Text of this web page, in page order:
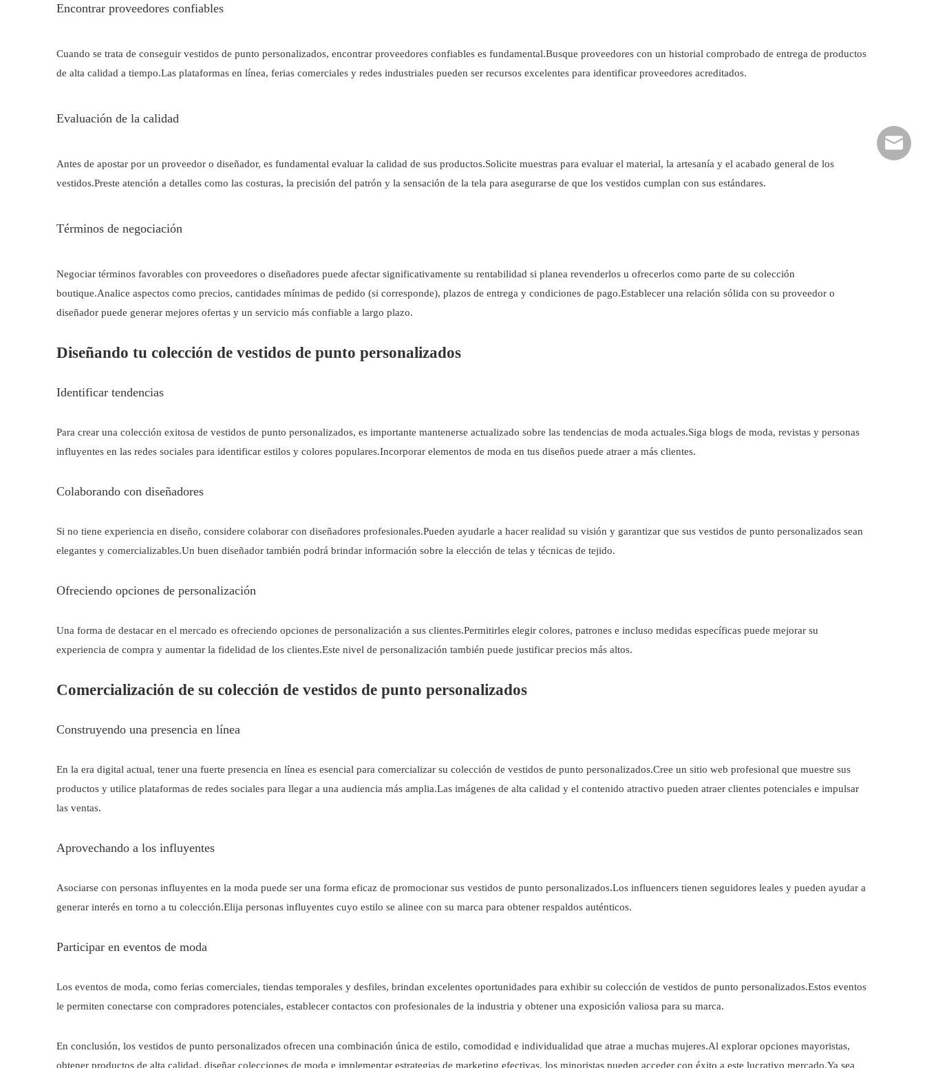
Encontrar proveedores confiables
Cuando se trata de conseguir vestidos de punto personalizados, encontrar proveedores confiables es fundamental.Busque proveedores con un historial comprobado de entrega de productos
de alta calidad a tiempo.Las plataformas en línea, ferias comerciales y redes industriales pueden ser recursos excelentes para identificar proveedores acreditados.
Evaluación de la calidad
Antes de apostar por un proveedor o diseñador, es fundamental evaluar la calidad de sus productos.Solicite muestras para evaluar el material, la artesanía y el acabado general de los
vestidos.Preste atención a detalles como las costuras, la precisión del patrón y la sensación de la tela para asegurarse de que los vestidos cumplan con sus estándares.
Términos de negociación
Negociar términos favorables con proveedores o diseñadores puede afectar significativamente su rentabilidad si planea revenderlos u ofrecerlos como parte de su colección
boutique.Analice aspectos como precios, cantidades mínimas de pedido (si corresponde), plazos de entrega y condiciones de pago.Establecer una relación sólida con su proveedor o
diseñador puede generar mejores ofertas y un servicio más confiable a largo plazo.
Diseñando tu colección de vestidos de punto personalizados
Identificar tendencias
Para crear una colección exitosa de vestidos de punto personalizados, es importante mantenerse actualizado sobre las tendencias de moda actuales.Siga blogs de moda, revistas y personas
influyentes en las redes sociales para identificar estilos y colores populares.Incorporar elementos de moda en tus diseños puede atraer a más clientes.
Colaborando con diseñadores
Si no tiene experiencia en diseño, considere colaborar con diseñadores profesionales.Pueden ayudarle a hacer realidad su visión y garantizar que sus vestidos de punto personalizados sean
elegantes y comercializables.Un buen diseñador también podrá brindar información sobre la elección de telas y técnicas de tejido.
Ofreciendo opciones de personalización
Una forma de destacar en el mercado es ofreciendo opciones de personalización a sus clientes.Permitirles elegir colores, patrones e incluso medidas específicas puede mejorar su
experiencia de compra y aumentar la fidelidad de los clientes.Este nivel de personalización también puede justificar precios más altos.
Comercialización de su colección de vestidos de punto personalizados
Construyendo una presencia en línea
En la era digital actual, tener una fuerte presencia en línea es esencial para comercializar su colección de vestidos de punto personalizados.Cree un sitio web profesional que muestre sus
productos y utilice plataformas de redes sociales para llegar a una audiencia más amplia.Las imágenes de alta calidad y el contenido atractivo pueden atraer clientes potenciales e impulsar
las ventas.
Aprovechando a los influyentes
Asociarse con personas influyentes en la moda puede ser una forma eficaz de promocionar sus vestidos de punto personalizados.Los influencers tienen seguidores leales y pueden ayudar a
generar interés en torno a tu colección.Elija personas influyentes cuyo estilo se alinee con su marca para obtener respaldos auténticos.
Participar en eventos de moda
Los eventos de moda, como ferias comerciales, tiendas temporales y desfiles, brindan excelentes oportunidades para exhibir su colección de vestidos de punto personalizados.Estos eventos
le permiten conectarse con compradores potenciales, establecer contactos con profesionales de la industria y obtener una exposición valiosa para su marca.
En conclusión, los vestidos de punto personalizados ofrecen una combinación única de estilo, comodidad e individualidad que atrae a muchas mujeres.Al explorar opciones mayoristas,
obtener productos de alta calidad, diseñar colecciones de moda e implementar estrategias de marketing efectivas, los minoristas pueden acceder con éxito a este lucrativo mercado.Ya sea